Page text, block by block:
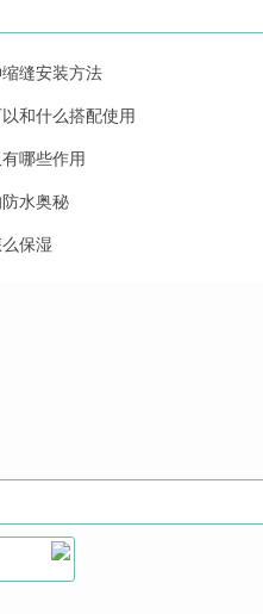
缝安装方法
和什么搭配使用
哪些作用
水奥秘
保湿